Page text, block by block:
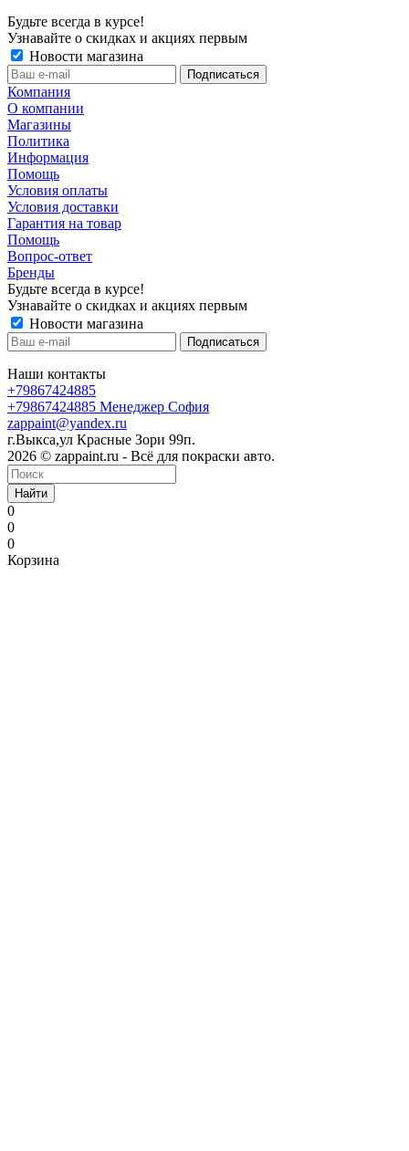
Будьте всегда в курсе!
Узнавайте о скидках и акциях первым
Новости магазина
Компания
О компании
Магазины
Политика
Информация
Помощь
Условия оплаты
Условия доставки
Гарантия на товар
Помощь
Вопрос-ответ
Бренды
Будьте всегда в курсе!
Узнавайте о скидках и акциях первым
Новости магазина
Наши контакты
+79867424885
+79867424885 Менеджер София
zappaint@yandex.ru
г.Выкса,ул Красные Зори 99п.
2026 © zappaint.ru - Всё для покраски авто.
Найти
0
0
0
Корзина